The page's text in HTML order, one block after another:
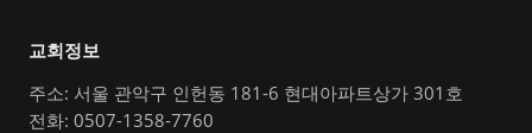
교회정보
주소: 서울 관악구 인헌동 181-6 현대아파트상가 301호
전화: 0507-1358-7760